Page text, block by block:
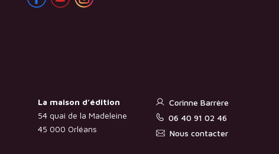
La maison d’édition
54 quai de la Madeleine
45 000 Orléans
Corinne Barrère
06 40 91 02 46
Nous contacter